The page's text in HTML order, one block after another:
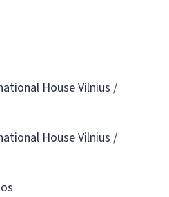
House Vilnius /
House Vilnius /